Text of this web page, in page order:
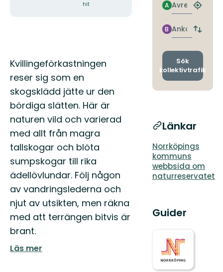
hit
Beskrivning
Kvillingeförkastningen
reser sig som en
skogsklädd jätte ur den
bördiga slätten. Här är
naturen vild och varierad
med allt från magra
tallskogar och blöta
sumpskogar till rika
ädellövlundar. Följ någon
av vandringslederna och
njut av utsikten, men räkna
med att terrängen bitvis är
brant.
Läs mer
Avresa
A
Hitta
Ankomst
B
Byt
och
Sök
kollektivtrafik
Länkar
Norrköpings
kommuns
webbsida om
naturreservatet
Guider